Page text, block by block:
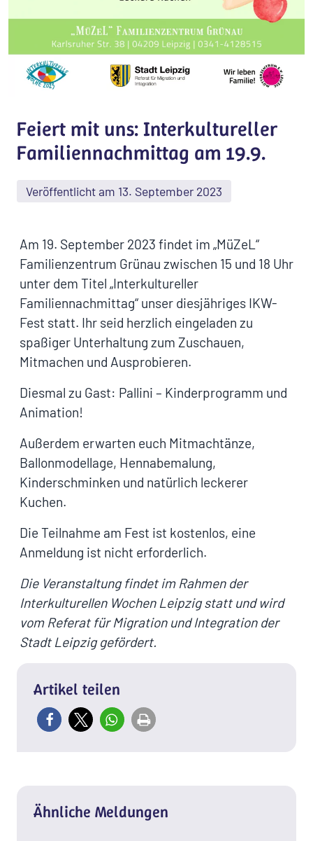
Feiert mit uns: Interkultureller
Familiennachmittag am 19.9.
Veröffentlicht am 13. September 2023
Am 19. September 2023 findet im „MüZeL“
Familienzentrum Grünau zwischen 15 und 18 Uhr
unter dem Titel „Interkultureller
Familiennachmittag“ unser diesjähriges IKW-
Fest statt. Ihr seid herzlich eingeladen zu
spaßiger Unterhaltung zum Zuschauen,
Mitmachen und Ausprobieren.
Diesmal zu Gast: Pallini – Kinderprogramm und
Animation!
Außerdem erwarten euch Mitmachtänze,
Ballonmodellage, Hennabemalung,
Kinderschminken und natürlich leckerer
Kuchen.
Die Teilnahme am Fest ist kostenlos, eine
Anmeldung ist nicht erforderlich.
Die Veranstaltung findet im Rahmen der
Interkulturellen Wochen Leipzig statt und wird
vom Referat für Migration und Integration der
Stadt Leipzig gefördert.
Artikel teilen
Ähnliche Meldungen